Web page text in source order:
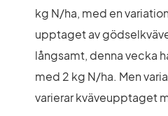
kg N/ha, med en
upptaget av
långsamt, denna vecka
med 2 kg N/ha. Men
varierar kväveupptaget